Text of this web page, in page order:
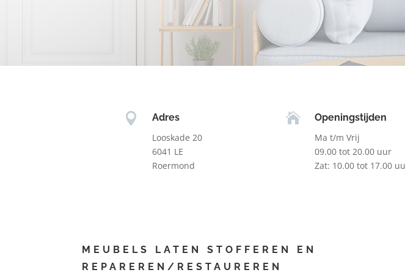

Adres
Looskade 20
6041 LE
Roermond

Openingstijden
Ma t/m Vrij
09.00 tot 20.00 uur
Zat: 10.00 tot 17.00
MEUBELS LATEN STOFFEREN EN
REPAREREN/RESTAUREREN